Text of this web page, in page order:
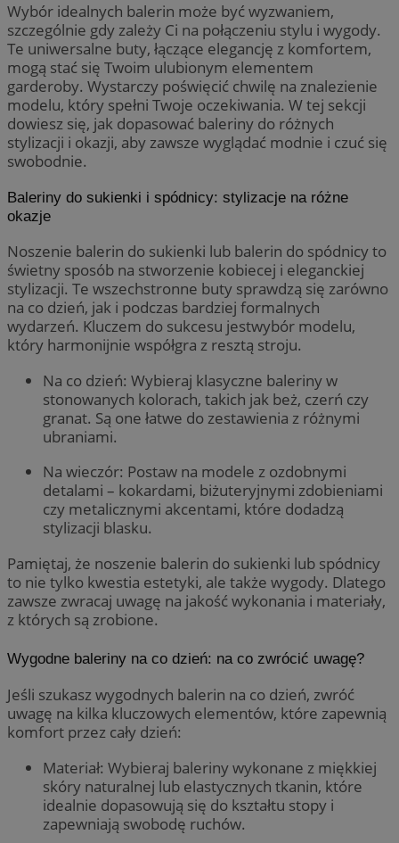
Wybór idealnych balerin może być wyzwaniem,
szczególnie gdy zależy Ci na połączeniu stylu i wygody.
Te uniwersalne buty, łączące elegancję z komfortem,
mogą stać się Twoim ulubionym elementem
garderoby. Wystarczy poświęcić chwilę na znalezienie
modelu, który spełni Twoje oczekiwania. W tej sekcji
dowiesz się, jak dopasować baleriny do różnych
stylizacji i okazji, aby zawsze wyglądać modnie i czuć się
swobodnie.
Baleriny do sukienki i spódnicy: stylizacje na różne
okazje
Noszenie balerin do sukienki lub balerin do spódnicy to
świetny sposób na stworzenie kobiecej i eleganckiej
stylizacji. Te wszechstronne buty sprawdzą się zarówno
na co dzień, jak i podczas bardziej formalnych
wydarzeń. Kluczem do sukcesu jestwybór modelu,
który harmonijnie współgra z resztą stroju.
Na co dzień: Wybieraj klasyczne baleriny w
stonowanych kolorach, takich jak beż, czerń czy
granat. Są one łatwe do zestawienia z różnymi
ubraniami.
Na wieczór: Postaw na modele z ozdobnymi
detalami – kokardami, biżuteryjnymi zdobieniami
czy metalicznymi akcentami, które dodadzą
stylizacji blasku.
Pamiętaj, że noszenie balerin do sukienki lub spódnicy
to nie tylko kwestia estetyki, ale także wygody. Dlatego
zawsze zwracaj uwagę na jakość wykonania i materiały,
z których są zrobione.
Wygodne baleriny na co dzień: na co zwrócić uwagę?
Jeśli szukasz wygodnych balerin na co dzień, zwróć
uwagę na kilka kluczowych elementów, które zapewnią
komfort przez cały dzień:
Materiał: Wybieraj baleriny wykonane z miękkiej
skóry naturalnej lub elastycznych tkanin, które
idealnie dopasowują się do kształtu stopy i
zapewniają swobodę ruchów.